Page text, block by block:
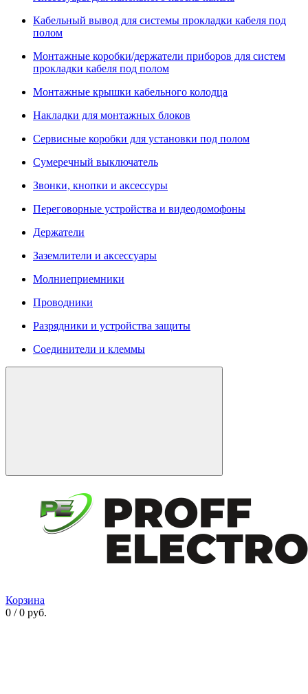
Кабельный вывод для системы прокладки кабеля под
полом
Монтажные коробки/держатели приборов для систем
прокладки кабеля под полом
Монтажные крышки кабельного колодца
Накладки для монтажных блоков
Сервисные коробки для установки под полом
Сумеречный выключатель
Звонки, кнопки и аксессуры
Переговорные устройства и видеодомофоны
Держатели
Заземлители и аксессуары
Молниеприемники
Проводники
Разрядники и устройства защиты
Соединители и клеммы
Корзина
0 / 0 руб.